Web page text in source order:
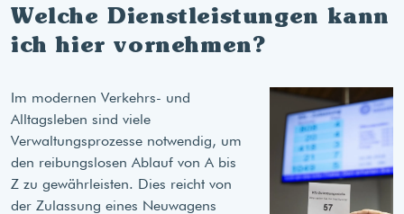
Welche Dienstleistungen kann
ich hier vornehmen?
Im modernen Verkehrs- und
Alltagsleben sind viele
Verwaltungsprozesse notwendig, um
den reibungslosen Ablauf von A bis
Z zu gewährleisten. Dies reicht von
der Zulassung eines Neuwagens